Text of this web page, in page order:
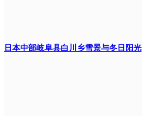
日本中部岐阜县白川乡雪景与冬日阳光